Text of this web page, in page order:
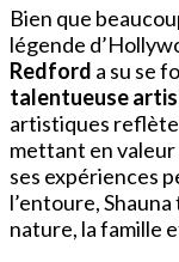
Bien que
légende
Redford a su se
talentueuse
artistiques
mettant en valeur
ses expériences
l’entoure,
nature, la famille